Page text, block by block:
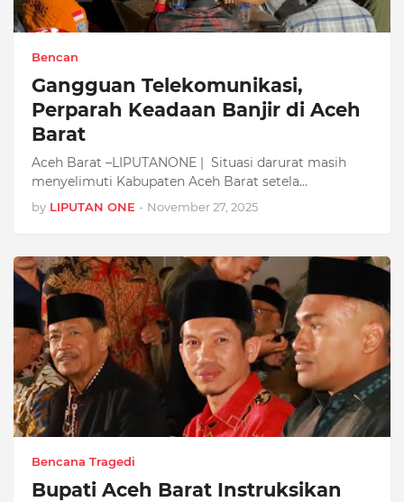
Bencan
Gangguan Telekomunikasi,
Perparah Keadaan Banjir di Aceh
Barat
Aceh Barat –LIPUTANONE | Situasi darurat masih
menyelimuti Kabupaten Aceh Barat setela…
by LIPUTAN ONE - November 27, 2025
Bencana Tragedi
Bupati Aceh Barat Instruksikan